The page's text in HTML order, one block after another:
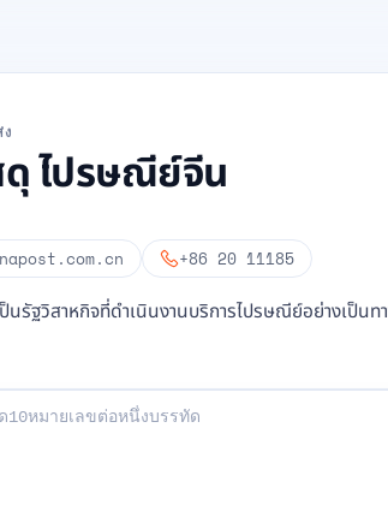
ไปรษณีย์จีน
+86 20 11185
นรัฐวิสาหกิจที่ดำเนินงานบริการไปรษณีย์อย่างเป็นท